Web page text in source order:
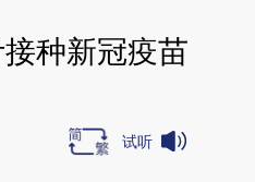
种新冠疫苗
试听